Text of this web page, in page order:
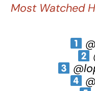
Most Watched